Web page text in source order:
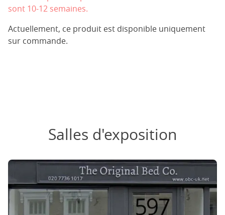
sont 10-12 semaines.
Actuellement, ce produit est disponible uniquement
sur commande.
Salles d'exposition